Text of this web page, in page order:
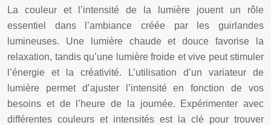
La couleur et l’intensité de la lumière jouent un rôle
essentiel dans l’ambiance créée par les guirlandes
lumineuses. Une lumière chaude et douce favorise la
relaxation, tandis qu’une lumière froide et vive peut stimuler
l’énergie et la créativité. L’utilisation d’un variateur de
lumière permet d’ajuster l’intensité en fonction de vos
besoins et de l’heure de la journée. Expérimenter avec
différentes couleurs et intensités est la clé pour trouver